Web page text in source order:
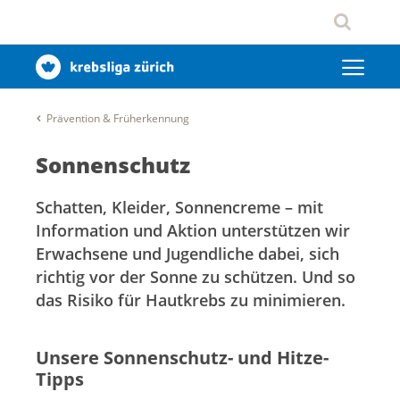
Prävention & Früherkennung
Sonnenschutz
Schatten, Kleider, Sonnencreme – mit
Information und Aktion unterstützen wir
Erwachsene und Jugendliche dabei, sich
richtig vor der Sonne zu schützen. Und so
das Risiko für Hautkrebs zu minimieren.
Unsere Sonnenschutz- und Hitze-
Tipps